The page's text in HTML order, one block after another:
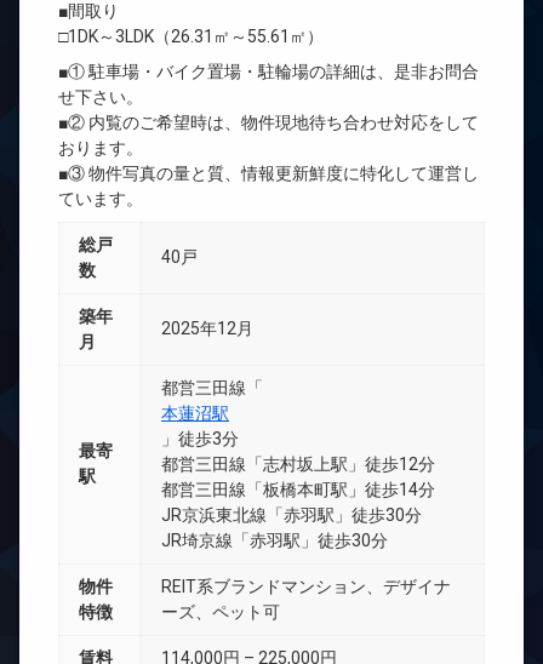
■間取り
□1DK～3LDK（26.31㎡～55.61㎡）
■① 駐車場・バイク置場・駐輪場の詳細は、是非お問合
せ下さい。
■② 内覧のご希望時は、物件現地待ち合わせ対応をして
おります。
■③ 物件写真の量と質、情報更新鮮度に特化して運営し
ています。
総戸
数
40戸
築年
月
2025年12月
最寄
駅
都営三田線「
本蓮沼駅
」徒歩3分
都営三田線「志村坂上駅」徒歩12分
都営三田線「板橋本町駅」徒歩14分
JR京浜東北線「赤羽駅」徒歩30分
JR埼京線「赤羽駅」徒歩30分
物件
特徴
REIT系ブランドマンション、デザイナ
ーズ、ペット可
賃料 114,000円 – 225,000円